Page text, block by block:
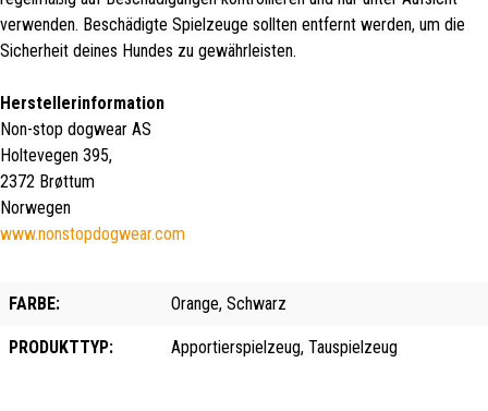
verwenden. Beschädigte Spielzeuge sollten entfernt werden, um die
Sicherheit deines Hundes zu gewährleisten.
Herstellerinformation
Non-stop dogwear AS
Holtevegen 395,
2372 Brøttum
Norwegen
www.nonstopdogwear.com
FARBE: Orange, Schwarz
PRODUKTTYP: Apportierspielzeug, Tauspielzeug